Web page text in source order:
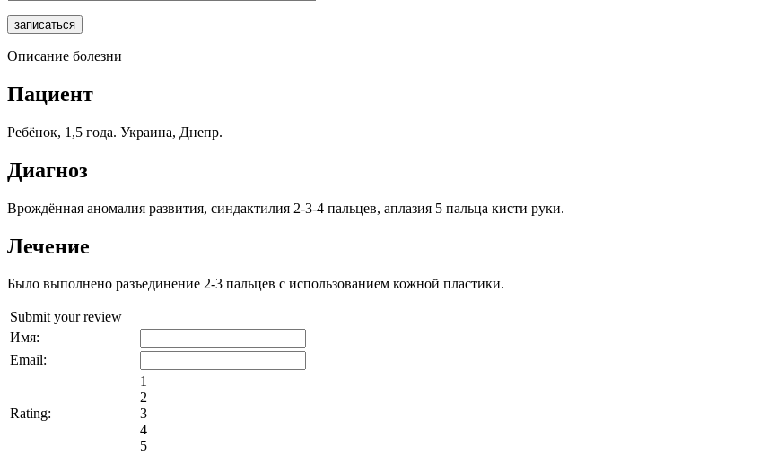
Описание болезни
Пациент
Ребёнок, 1,5 года. Украина, Днепр.
Диагноз
Врождённая аномалия развития, синдактилия 2-3-4 пальцев, аплазия 5 пальца кисти руки.
Лечение
Было выполнено разъединение 2-3 пальцев с использованием кожной пластики.
Submit your review
Имя:
Email:
Rating:
1
2
3
4
5